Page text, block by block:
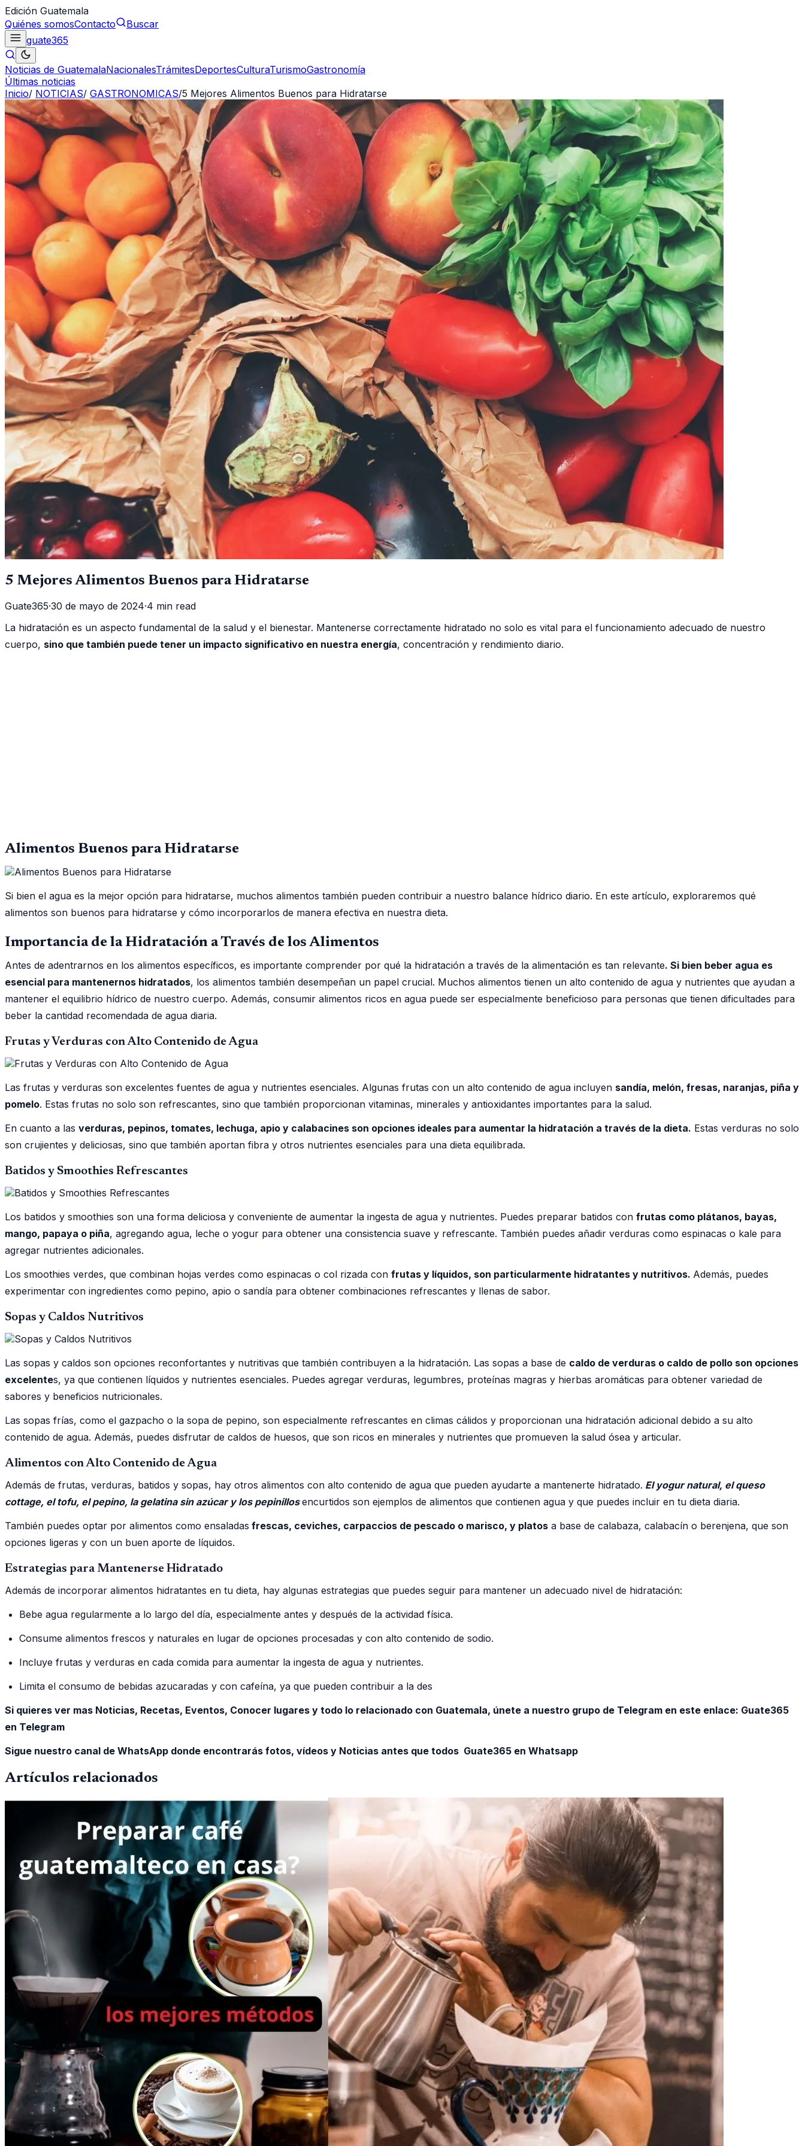
Edición Guatemala
Quiénes somosContacto
Buscar
guate365
Noticias de GuatemalaNacionalesTrámitesDeportesCulturaTurismoGastronomía
Últimas noticias
Inicio/ NOTICIAS/ GASTRONOMICAS/5 Mejores Alimentos Buenos para Hidratarse
5 Mejores Alimentos Buenos para Hidratarse
Guate365·30 de mayo de 2024·4 min read
La hidratación es un aspecto fundamental de la salud y el bienestar. Mantenerse correctamente hidratado no solo es vital para el funcionamiento adecuado de nuestro
cuerpo, sino que también puede tener un impacto significativo en nuestra energía, concentración y rendimiento diario.
Alimentos Buenos para Hidratarse
Si bien el agua es la mejor opción para hidratarse, muchos alimentos también pueden contribuir a nuestro balance hídrico diario. En este artículo, exploraremos qué
alimentos son buenos para hidratarse y cómo incorporarlos de manera efectiva en nuestra dieta.
Importancia de la Hidratación a Través de los Alimentos
Antes de adentrarnos en los alimentos específicos, es importante comprender por qué la hidratación a través de la alimentación es tan relevante. Si bien beber agua es
esencial para mantenernos hidratados, los alimentos también desempeñan un papel crucial. Muchos alimentos tienen un alto contenido de agua y nutrientes que ayudan a
mantener el equilibrio hídrico de nuestro cuerpo. Además, consumir alimentos ricos en agua puede ser especialmente beneficioso para personas que tienen dificultades para
beber la cantidad recomendada de agua diaria.
Frutas y Verduras con Alto Contenido de Agua
Las frutas y verduras son excelentes fuentes de agua y nutrientes esenciales. Algunas frutas con un alto contenido de agua incluyen sandía, melón, fresas, naranjas, piña y
pomelo. Estas frutas no solo son refrescantes, sino que también proporcionan vitaminas, minerales y antioxidantes importantes para la salud.
En cuanto a las verduras, pepinos, tomates, lechuga, apio y calabacines son opciones ideales para aumentar la hidratación a través de la dieta. Estas verduras no solo
son crujientes y deliciosas, sino que también aportan fibra y otros nutrientes esenciales para una dieta equilibrada.
Batidos y Smoothies Refrescantes
Los batidos y smoothies son una forma deliciosa y conveniente de aumentar la ingesta de agua y nutrientes. Puedes preparar batidos con frutas como plátanos, bayas,
mango, papaya o piña, agregando agua, leche o yogur para obtener una consistencia suave y refrescante. También puedes añadir verduras como espinacas o kale para
agregar nutrientes adicionales.
Los smoothies verdes, que combinan hojas verdes como espinacas o col rizada con frutas y líquidos, son particularmente hidratantes y nutritivos. Además, puedes
experimentar con ingredientes como pepino, apio o sandía para obtener combinaciones refrescantes y llenas de sabor.
Sopas y Caldos Nutritivos
Las sopas y caldos son opciones reconfortantes y nutritivas que también contribuyen a la hidratación. Las sopas a base de caldo de verduras o caldo de pollo son opciones
excelentes, ya que contienen líquidos y nutrientes esenciales. Puedes agregar verduras, legumbres, proteínas magras y hierbas aromáticas para obtener variedad de
sabores y beneficios nutricionales.
Las sopas frías, como el gazpacho o la sopa de pepino, son especialmente refrescantes en climas cálidos y proporcionan una hidratación adicional debido a su alto
contenido de agua. Además, puedes disfrutar de caldos de huesos, que son ricos en minerales y nutrientes que promueven la salud ósea y articular.
Alimentos con Alto Contenido de Agua
Además de frutas, verduras, batidos y sopas, hay otros alimentos con alto contenido de agua que pueden ayudarte a mantenerte hidratado. El yogur natural, el queso
cottage, el tofu, el pepino, la gelatina sin azúcar y los pepinillosencurtidos son ejemplos de alimentos que contienen agua y que puedes incluir en tu dieta diaria.
También puedes optar por alimentos como ensaladas frescas, ceviches, carpaccios de pescado o marisco, y platos a base de calabaza, calabacín o berenjena, que son
opciones ligeras y con un buen aporte de líquidos.
Estrategias para Mantenerse Hidratado
Además de incorporar alimentos hidratantes en tu dieta, hay algunas estrategias que puedes seguir para mantener un adecuado nivel de hidratación:
Bebe agua regularmente a lo largo del día, especialmente antes y después de la actividad física.
Consume alimentos frescos y naturales en lugar de opciones procesadas y con alto contenido de sodio.
Incluye frutas y verduras en cada comida para aumentar la ingesta de agua y nutrientes.
Limita el consumo de bebidas azucaradas y con cafeína, ya que pueden contribuir a la des
Si quieres ver mas Noticias, Recetas, Eventos, Conocer lugares y todo lo relacionado con Guatemala, únete a nuestro grupo de Telegram en este enlace: Guate365
en Telegram
Sigue nuestro canal de WhatsApp donde encontrarás fotos, vídeos y Noticias antes que todos Guate365 en Whatsapp
Artículos relacionados